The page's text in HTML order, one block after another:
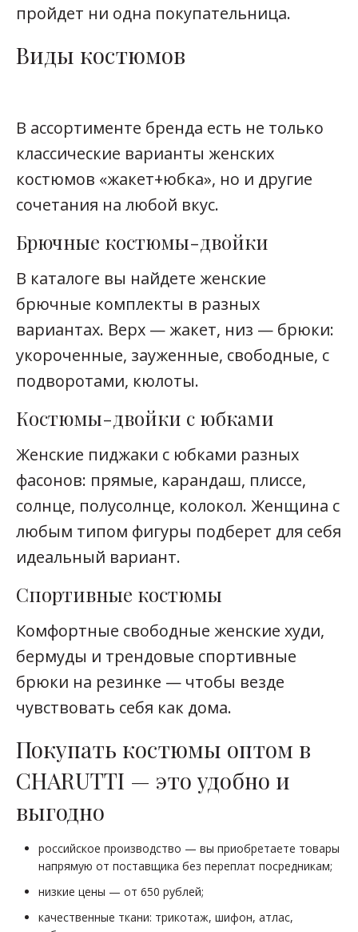
пройдет ни одна покупательница.
Виды костюмов
В ассортименте бренда есть не только
классические варианты женских
костюмов «жакет+юбка», но и другие
сочетания на любой вкус.
Брючные костюмы-двойки
В каталоге вы найдете женские
брючные комплекты в разных
вариантах. Верх — жакет, низ — брюки:
укороченные, зауженные, свободные, с
подворотами, кюлоты.
Костюмы-двойки с юбками
Женские пиджаки с юбками разных
фасонов: прямые, карандаш, плиссе,
солнце, полусолнце, колокол. Женщина с
любым типом фигуры подберет для себя
идеальный вариант.
Спортивные костюмы
Комфортные свободные женские худи,
бермуды и трендовые спортивные
брюки на резинке — чтобы везде
чувствовать себя как дома.
Покупать костюмы оптом в
CHARUTTI — это удобно и
выгодно
российское производство — вы приобретаете товары
напрямую от поставщика без переплат посредникам;
низкие цены — от 650 рублей;
качественные ткани: трикотаж, шифон, атлас,